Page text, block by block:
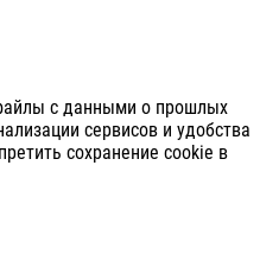
с данными о прошлых
сервисов и удобства
сохранение cookie в